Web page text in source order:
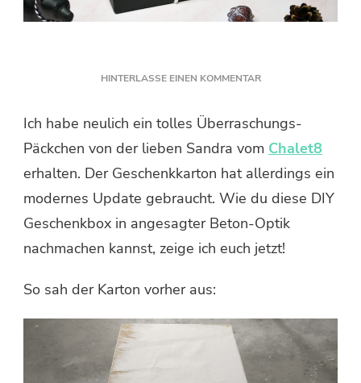
HINTERLASSE EINEN KOMMENTARZU
IN
BETON-
Ich habe neulich ein tolles Überraschungs-
Päckchen von der lieben Sandra vom Chalet8
erhalten. Der Geschenkkarton hat allerdings ein
modernes Update gebraucht. Wie du diese DIY
Geschenkbox in angesagter Beton-Optik
nachmachen kannst, zeige ich euch jetzt!
So sah der Karton vorher aus: